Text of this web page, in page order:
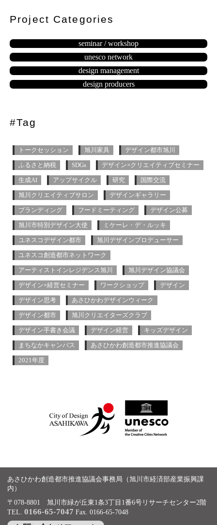
Project Categories
seminar / workshop
unesco network
design management
design producers
#Tag
トークセッション 旭川家具 デザイン都市旭川
ふるさと納税 SDGs デザイン×クリエイティブセミナー
生成AI アップサイクル 研究 国際交流
旭川クリエイティブサロン デザインギャラリー
ブランディング フードミーティング デザイン公募
旭川市特別デザイン大使 ミケーレ・デ・ルッキ
ユネスコデザイン都市 旭川デザインプロデューサー
ユネスコ創造都市ネットワーク
アーティストインレジデンス旭川 旭川デザイン協議会
デザイン×経営セミナー ワークショップ デザイン
デザイン思考 あさひかわデザインウィーク
デザイン都市 旭川クリエイターズクラブ
デザイン手書き会議 デザイン経営 キッズデザイン
まちなかキャンパス あさひかわ創造都市推進協議会
2021年度
あさひかわ創造都市推進協議会事務局（旭川市経済部産業振興課
内）
〒078-8801 旭川市緑が丘東1条3丁目1番6号リサーチセンター2階
TEL. 0166-65-7047 Fax. 0166-65-7048